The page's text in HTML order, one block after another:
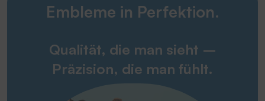
Embleme in Perfektion.
Qualität, die man sieht –
Präzision, die man fühlt.